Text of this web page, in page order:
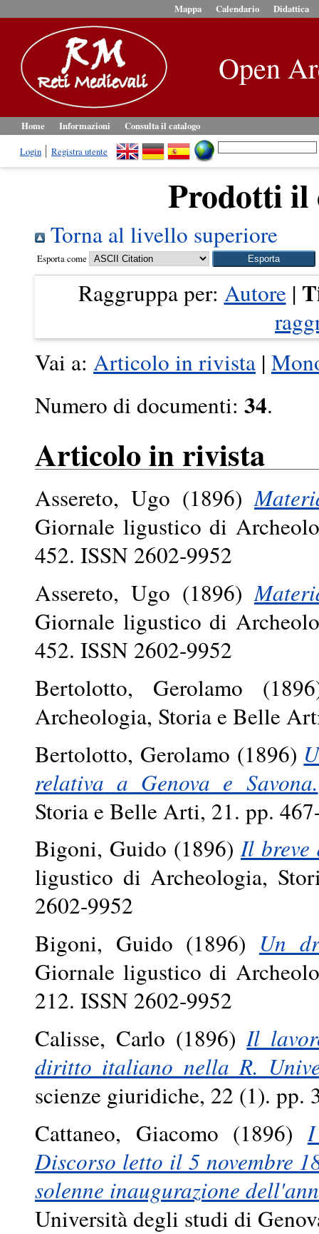
Mappa Calendario Didattica
Open
Home Informazioni
Consulta il catalogo
Login
Registra utente
Prodotti il
Torna al livello superiore
Esporta come
Raggruppa per: Autore |
Vai a: Articolo in rivista |
Numero di documenti: 34.
Articolo in rivista
Assereto, Ugo (1896)
Giornale ligustico di
452. ISSN 2602-9952
Assereto, Ugo (1896)
Giornale ligustico di
452. ISSN 2602-9952
Bertolotto, Gerolamo
Archeologia, Storia e Belle
Bertolotto, Gerolamo (1896)
relativa a Genova e Savona.
Storia e Belle Arti, 21. pp.
Bigoni, Guido (1896)Il breve
ligustico di Archeologia,
2602-9952
Bigoni, Guido (1896) Un
Giornale ligustico di
212. ISSN 2602-9952
Calisse, Carlo (1896)Il
diritto italiano nella R.
scienze giuridiche, 22 (1). pp.
Cattaneo, Giacomo (1896)
Discorso letto il 5 novembre
solenne inaugurazione
Università degli studi di